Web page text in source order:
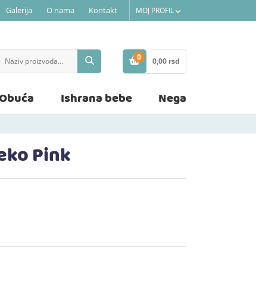
Galerija O nama Kontakt MOJ PROFIL
0
STAVKE
0,00 rsd
Ishrana bebe Nega
Pink